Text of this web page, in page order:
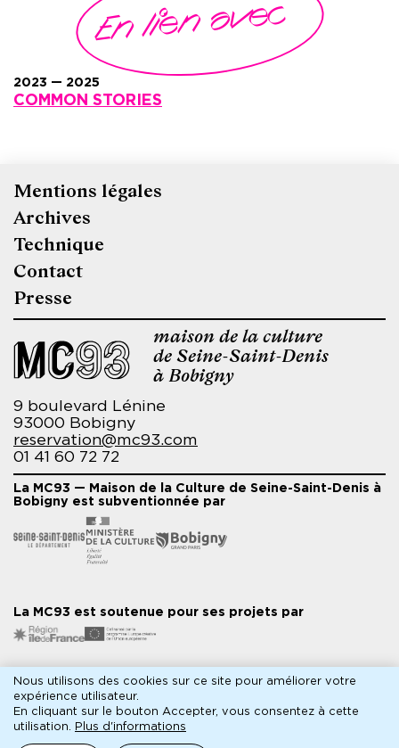
En lien avec
2023 — 2025
COMMON STORIES
de
page
Mentions légales
Archives
Technique
Contact
Presse
maison de la culture
de Seine-Saint-Denis
à Bobigny
9 boulevard Lénine
93000 Bobigny
reservation@mc93.com
01 41 60 72 72
La MC93 — Maison de la Culture de Seine-Saint-Denis à
Bobigny est subventionnée par
La MC93 est soutenue pour ses projets par
Partenaires médias
Nous utilisons des cookies sur ce site pour améliorer votre
expérience utilisateur.
En cliquant sur le bouton Accepter, vous consentez à cette
utilisation.
Plus d'informations